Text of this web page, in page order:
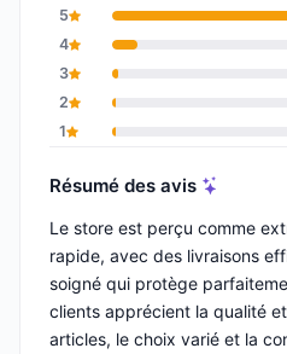
5
4
3
2
1
Résumé des avis
Le store est perçu comme
rapide, avec des livraisons
soigné qui protège
clients apprécient la qualité
articles, le choix varié et la